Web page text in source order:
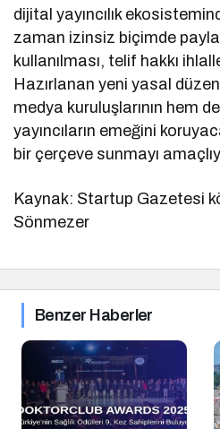
dijital yayıncılık
zaman izinsiz biçimde
kullanılması, telif hakkı
Hazırlanan yeni yasal
medya kuruluşlarının hem
yayıncıların emeğini
bir çerçeve sunmayı
Kaynak: Startup Gazetesi
Sönmezer
Benzer Haberler